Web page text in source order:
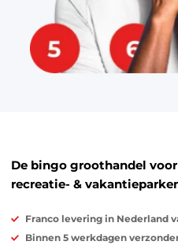
De bingo groothandel
recreatie- &
Franco levering in Nederland
Binnen 5 werkdagen